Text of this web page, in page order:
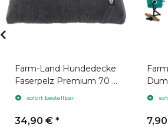
Farm-Land Hundedecke
Faserpelz Premium 70 x
100 cm Grau
sofort bestellbar
34,90 € *